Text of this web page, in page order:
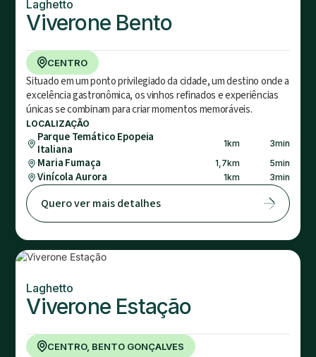
Laghetto
Viverone Bento
CENTRO
Situado em um ponto privilegiado da cidade, um destino onde a
excelência gastronômica, os vinhos refinados e experiências
únicas se combinam para criar momentos memoráveis.
LOCALIZAÇÃO
Parque Temático Epopeia
Italiana
1km 3min
Maria Fumaça 1,7km 5min
Vinícola Aurora 1km 3min
Quero ver mais detalhes
Laghetto
Viverone Estação
CENTRO, BENTO GONÇALVES